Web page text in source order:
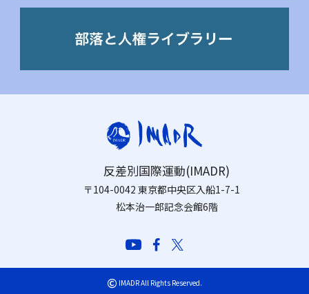
反差別国際運動(IMADR)
〒104-0042 東京都中央区入船1-7-1
松本治一郎記念会館6階
© IMADR All Rights Reserved.